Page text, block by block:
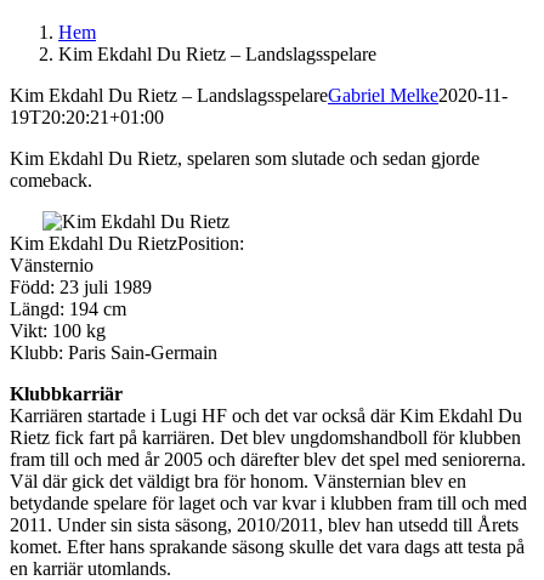
Hem
Kim Ekdahl Du Rietz – Landslagsspelare
Kim Ekdahl Du Rietz – LandslagsspelareGabriel Melke2020-11-
19T20:20:21+01:00
Kim Ekdahl Du Rietz, spelaren som slutade och sedan gjorde
comeback.
Kim Ekdahl Du RietzPosition:
Vänsternio
Född: 23 juli 1989
Längd: 194 cm
Vikt: 100 kg
Klubb: Paris Sain-Germain
Klubbkarriär
Karriären startade i Lugi HF och det var också där Kim Ekdahl Du
Rietz fick fart på karriären. Det blev ungdomshandboll för klubben
fram till och med år 2005 och därefter blev det spel med seniorerna.
Väl där gick det väldigt bra för honom. Vänsternian blev en
betydande spelare för laget och var kvar i klubben fram till och med
2011. Under sin sista säsong, 2010/2011, blev han utsedd till Årets
komet. Efter hans sprakande säsong skulle det vara dags att testa på
en karriär utomlands.